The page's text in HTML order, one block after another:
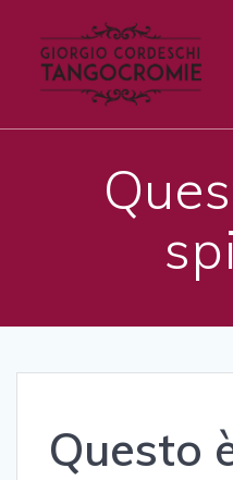
Questo